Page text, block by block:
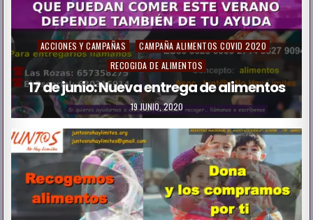
P
s
t
d
i
n
ACCIONES Y CAMPAÑAS
CAMPAÑA ALIMENTOS COVID 2020
RECOGIDA DE ALIMENTOS
17 de junio: Nueva entrega de alimentos
19 JUNIO, 2020